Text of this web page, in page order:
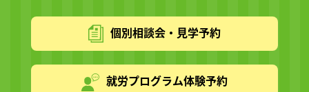
個別相談会・見学予約
就労プログラム体験予約